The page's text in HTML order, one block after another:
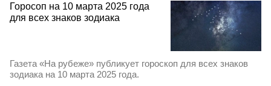
Горосоп на 10 марта 2025 года
для всех знаков зодиака
Газета «На рубеже» публикует гороскоп для всех знаков
зодиака на 10 марта 2025 года.